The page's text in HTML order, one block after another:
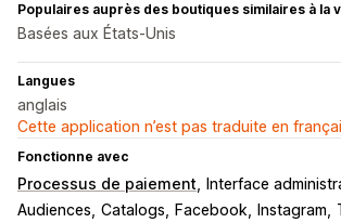
Populaires auprès des boutiques similaires à la
Basées aux États-Unis
Langues
anglais
Cette application n’est pas traduite en
Fonctionne avec
Processus de paiement
Interface
Audiences Catalogs Facebook Instagram